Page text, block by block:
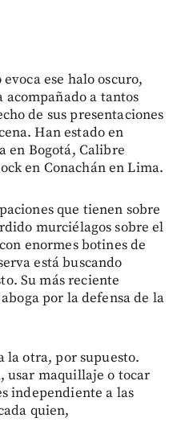
ese halo oscuro,
a tantos
de sus presentaciones
Han estado en
en Bogotá, Calibre
en Conachán en Lima.
que tienen sobre
murciélagos sobre el
enormes botines de
está buscando
Su más reciente
por la defensa de la
la otra, por supuesto.
usar maquillaje o tocar
independiente a las
quien,